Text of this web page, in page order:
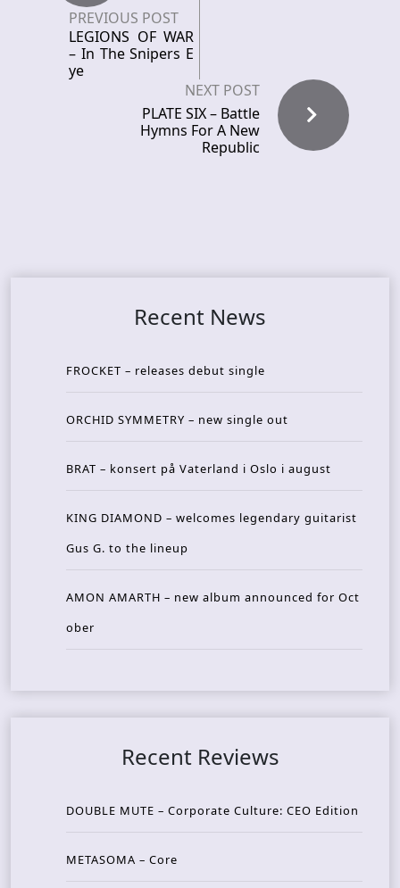
PREVIOUS POST
LEGIONS OF WAR
– In The Snipers E
ye
NEXT POST
PLATE SIX – Battle
Hymns For A New
Republic
Recent News
FROCKET – releases debut single
ORCHID SYMMETRY – new single out
BRAT – konsert på Vaterland i Oslo i august
KING DIAMOND – welcomes legendary guitarist
Gus G. to the lineup
AMON AMARTH – new album announced for Oct
ober
Recent Reviews
DOUBLE MUTE – Corporate Culture: CEO Edition
METASOMA – Core